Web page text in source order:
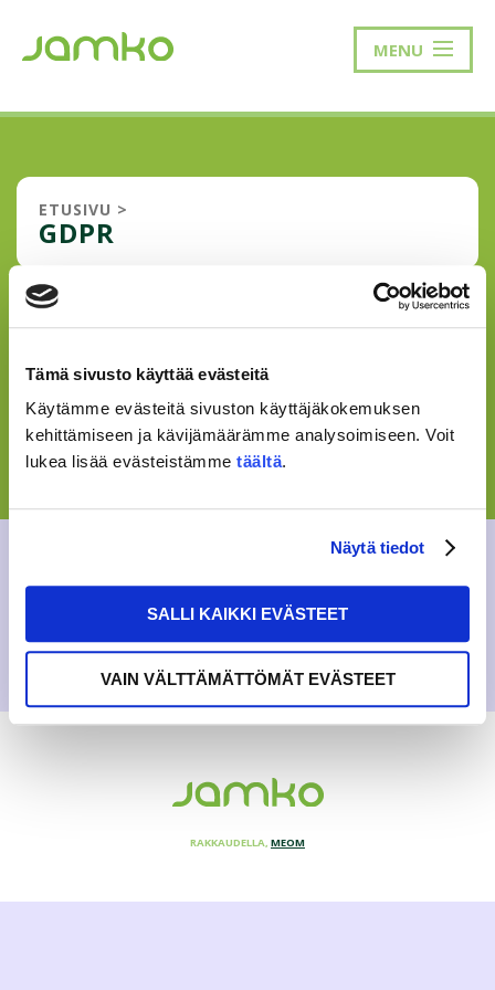
Tämä sivusto käyttää evästeitä
Käytämme evästeitä sivuston käyttäjäkokemuksen
kehittämiseen ja kävijämäärämme analysoimiseen. Voit
lukea lisää evästeistämme täältä.
Näytä tiedot
SALLI KAIKKI EVÄSTEET
VAIN VÄLTTÄMÄTTÖMÄT EVÄSTEET
MENU
ETUSIVU >
GDPR
JAMKO MUKAAN YHTEISEEN
Opiskelijakunta JAMKO ottaa maaliskuun 2019 alusta
käyttöön yhteisen jäsenrekisterin opiskelijakuntien ASK,
Helga, HUMAKO, Laureamko, METKA ja TUO
kanssa. Yhteisen jäsenrekisterin tavoitteena on
AJANKOHTAISTA,YLEINEN
RAKKAUDELLA, MEOM